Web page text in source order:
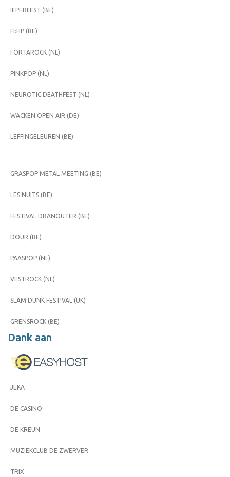
IEPERFEST (BE)
FI:HP (BE)
FORTAROCK (NL)
PINKPOP (NL)
NEUROTIC DEATHFEST (NL)
WACKEN OPEN AIR (DE)
LEFFINGELEUREN (BE)
GRASPOP METAL MEETING (BE)
LES NUITS (BE)
FESTIVAL DRANOUTER (BE)
DOUR (BE)
PAASPOP (NL)
VESTROCK (NL)
SLAM DUNK FESTIVAL (UK)
GRENSROCK (BE)
Dank aan
JEKA
DE CASINO
DE KREUN
MUZIEKCLUB DE ZWERVER
TRIX